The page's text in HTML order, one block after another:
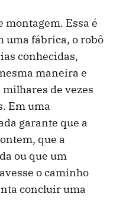
montagem. Essa é
uma fábrica, o robô
conhecidas,
maneira e
de vezes
Em uma
garante que a
que a
ou que um
o caminho
concluir uma